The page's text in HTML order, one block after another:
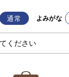
通常 よみがな